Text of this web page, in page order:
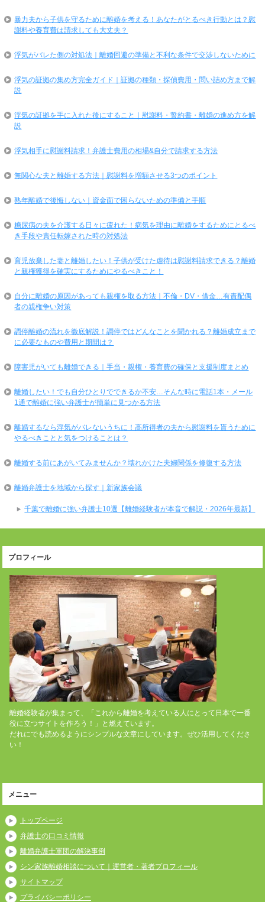
暴力夫から子供を守るために離婚を考える！あなたがとるべき行動とは？慰
謝料や養育費は請求しても大丈夫？
浮気がバレた側の対処法｜離婚回避の準備と不利な条件で交渉しないために
浮気の証拠の集め方完全ガイド｜証拠の種類・探偵費用・問い詰め方まで解
説
浮気の証拠を手に入れた後にすること｜慰謝料・誓約書・離婚の進め方を解
説
浮気相手に慰謝料請求！弁護士費用の相場&自分で請求する方法
無関心な夫と離婚する方法｜慰謝料を増額させる3つのポイント
熟年離婚で後悔しない｜資金面で困らないための準備と手順
糖尿病の夫を介護する日々に疲れた！病気を理由に離婚をするためにとるべ
き手段や責任転嫁された時の対処法
育児放棄した妻と離婚したい！子供が受けた虐待は慰謝料請求できる？離婚
と親権獲得を確実にするためにやるべきこと！
自分に離婚の原因があっても親権を取る方法｜不倫・DV・借金…有責配偶
者の親権争い対策
調停離婚の流れを徹底解説！調停ではどんなことを聞かれる？離婚成立まで
に必要なものや費用と期間は？
障害児がいても離婚できる｜手当・親権・養育費の確保と支援制度まとめ
離婚したい！でも自分ひとりでできるか不安…そんな時に電話1本・メール
1通で離婚に強い弁護士が簡単に見つかる方法
離婚するなら浮気がバレないうちに！高所得者の夫から慰謝料を貰うために
やるべきことと気をつけることは？
離婚する前にあがいてみませんか？壊れかけた夫婦関係を修復する方法
離婚弁護士を地域から探す｜新家族会議
千葉で離婚に強い弁護士10選【離婚経験者が本音で解説・2026年最新】
プロフィール
離婚経験者が集まって、「これから離婚を考えている人にとって日本で一番
役に立つサイトを作ろう！」と燃えています。
だれにでも読めるようにシンプルな文章にしています。ぜひ活用してくださ
い！
メニュー
トップページ
弁護士の口コミ情報
離婚弁護士軍団の解決事例
シン家族離婚相談について｜運営者・著者プロフィール
サイトマップ
プライバシーポリシー